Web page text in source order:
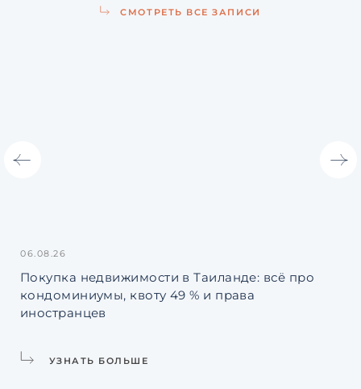
СМОТРЕТЬ ВСЕ ЗАПИСИ
06.08.26
Покупка недвижимости в Таиланде: всё про
кондоминиумы, квоту 49 % и права
иностранцев
УЗНАТЬ БОЛЬШЕ